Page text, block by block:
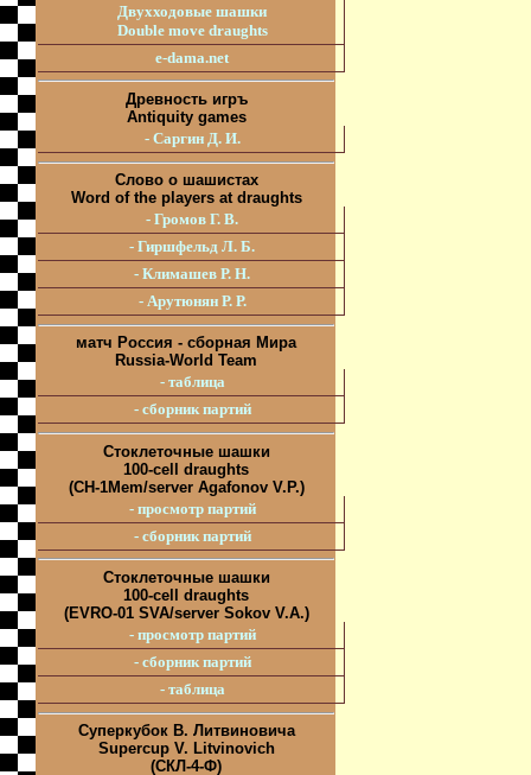
Двухходовые шашки
Double move draughts
e-dama.net
Древность игръ
Antiquity games
- Саргин Д. И.
Слово о шашистах
Word of the players at draughts
- Громов Г. В.
- Гиршфельд Л. Б.
- Климашев Р. Н.
- Арутюнян Р. Р.
матч Россия - сборная Мира
Russia-World Team
- таблица
- сборник партий
Стоклеточные шашки
100-cell draughts
(CH-1Mem/server Agafonov V.P.)
- просмотр партий
- сборник партий
Стоклеточные шашки
100-cell draughts
(EVRO-01 SVA/server Sokov V.A.)
- просмотр партий
- сборник партий
- таблица
Суперкубок В. Литвиновича
Supercup V. Litvinovich
(СКЛ-4-Ф)